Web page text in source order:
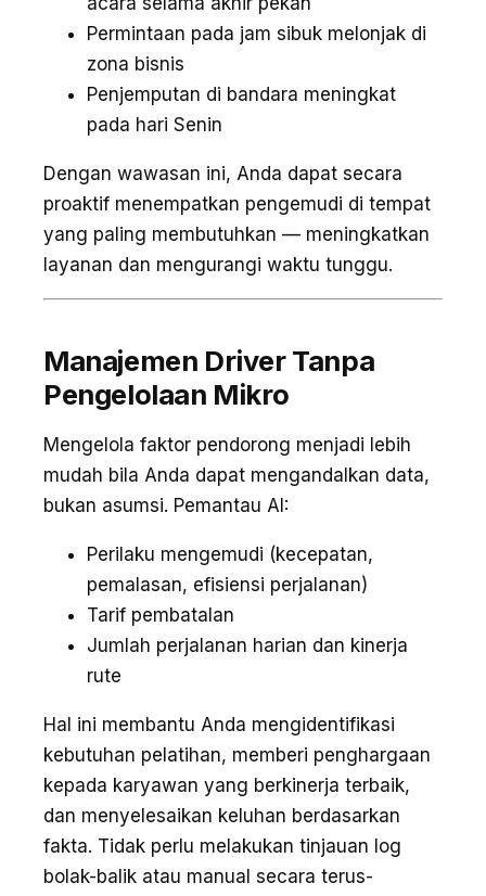
Permintaan pada jam sibuk melonjak di
zona bisnis
Penjemputan di bandara meningkat
pada hari Senin
Dengan wawasan ini, Anda dapat secara
proaktif menempatkan pengemudi di tempat
yang paling membutuhkan — meningkatkan
layanan dan mengurangi waktu tunggu.
Manajemen Driver Tanpa
Pengelolaan Mikro
Mengelola faktor pendorong menjadi lebih
mudah bila Anda dapat mengandalkan data,
bukan asumsi. Pemantau AI:
Perilaku mengemudi (kecepatan,
pemalasan, efisiensi perjalanan)
Tarif pembatalan
Jumlah perjalanan harian dan kinerja
rute
Hal ini membantu Anda mengidentifikasi
kebutuhan pelatihan, memberi penghargaan
kepada karyawan yang berkinerja terbaik,
dan menyelesaikan keluhan berdasarkan
fakta. Tidak perlu melakukan tinjauan log
bolak-balik atau manual secara terus-